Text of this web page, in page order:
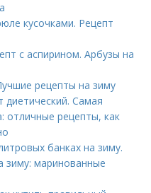
кусочками. Рецепт
с аспирином. Арбузы на
рецепты на зиму
диетический. Самая
отличные рецепты, как
банках на зиму.
зиму: маринованные